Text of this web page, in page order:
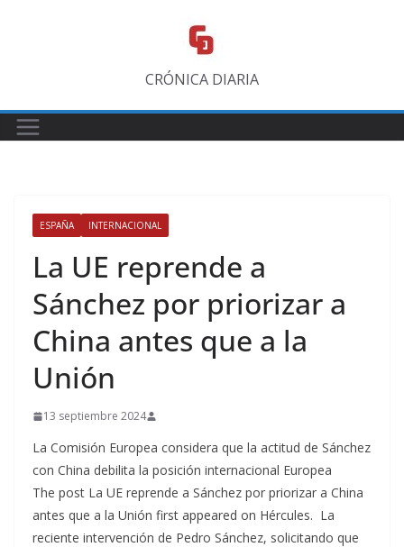
CRÓNICA DIARIA
ESPAÑA INTERNACIONAL
La UE reprende a
Sánchez por priorizar a
China antes que a la
Unión
13 septiembre 2024
La Comisión Europea considera que la actitud de Sánchez
con China debilita la posición internacional Europea
The post La UE reprende a Sánchez por priorizar a China
antes que a la Unión first appeared on Hércules. La
reciente intervención de Pedro Sánchez, solicitando que